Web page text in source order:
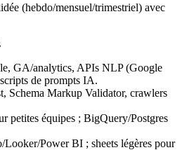
(hebdo/mensuel/trimestriel) avec
GA/analytics, APIs NLP (Google
de prompts IA.
Schema Markup Validator, crawlers
petites équipes ; BigQuery/Postgres
Power BI ; sheets légères pour